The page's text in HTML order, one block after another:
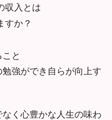
収入とは
すか？
と
強ができ自らが向上す
く心豊かな人生の味わ